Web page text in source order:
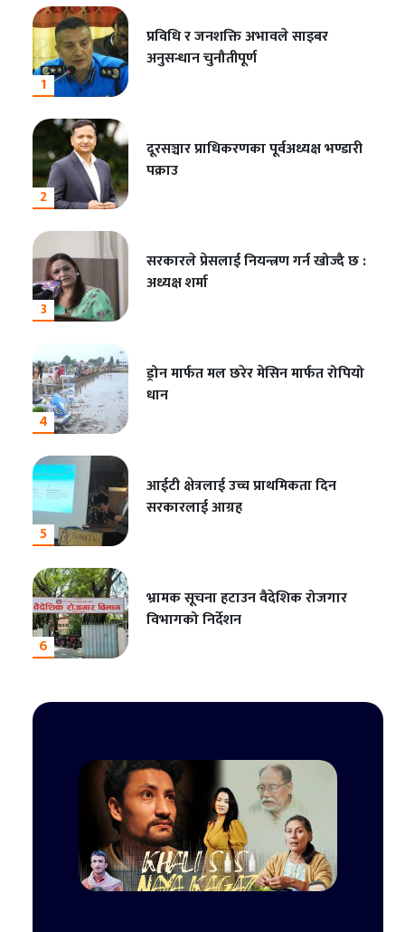
1
प्रविधि र जनशक्ति अभावले साइबर
अनुसन्धान चुनौतीपूर्ण
2
दूरसञ्चार प्राधिकरणका पूर्वअध्यक्ष भण्डारी
पक्राउ
3
सरकारले प्रेसलाई नियन्त्रण गर्न खोज्दै छ :
अध्यक्ष शर्मा
4
ड्रोन मार्फत मल छरेर मेसिन मार्फत रोपियो
धान
5
आईटी क्षेत्रलाई उच्च प्राथमिकता दिन
सरकारलाई आग्रह
6
भ्रामक सूचना हटाउन वैदेशिक रोजगार
विभागको निर्देशन